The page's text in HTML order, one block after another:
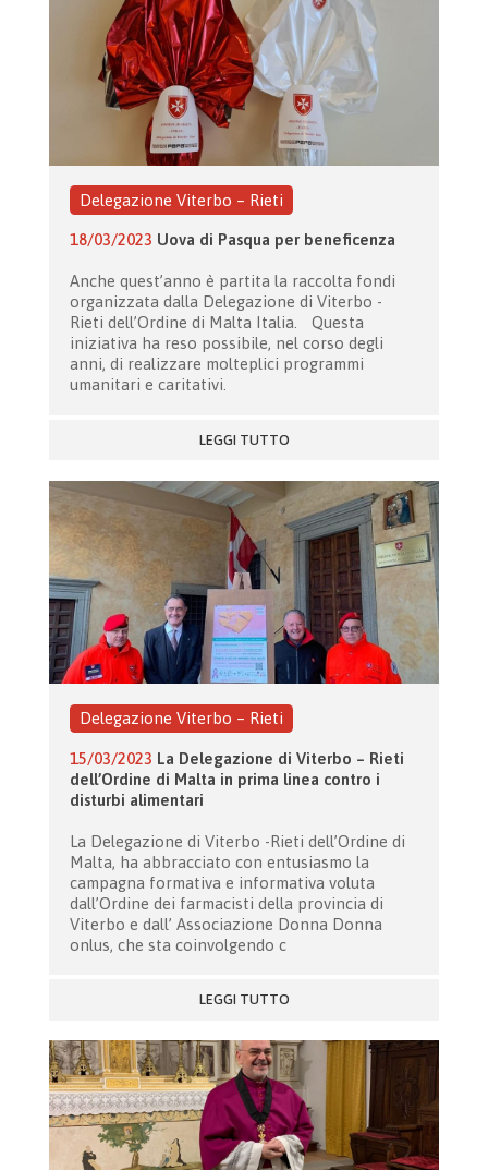
Delegazione Viterbo – Rieti
18/03/2023 Uova di Pasqua per beneficenza
Anche quest’anno è partita la raccolta fondi
organizzata dalla Delegazione di Viterbo -
Rieti dell’Ordine di Malta Italia. Questa
iniziativa ha reso possibile, nel corso degli
anni, di realizzare molteplici programmi
umanitari e caritativi.
LEGGI TUTTO
Delegazione Viterbo – Rieti
15/03/2023 La Delegazione di Viterbo – Rieti
dell’Ordine di Malta in prima linea contro i
disturbi alimentari
La Delegazione di Viterbo -Rieti dell’Ordine di
Malta, ha abbracciato con entusiasmo la
campagna formativa e informativa voluta
dall’Ordine dei farmacisti della provincia di
Viterbo e dall’ Associazione Donna Donna
onlus, che sta coinvolgendo c
LEGGI TUTTO